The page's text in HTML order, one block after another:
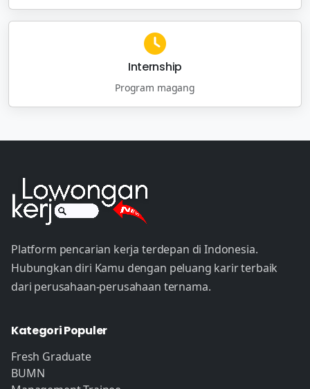
Internship
Program magang
Platform pencarian kerja terdepan di Indonesia.
Hubungkan diri Kamu dengan peluang karir terbaik
dari perusahaan-perusahaan ternama.
Kategori Populer
Fresh Graduate
BUMN